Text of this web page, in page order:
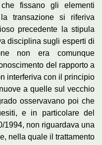
fissano gli elementi
transazione si riferiva
precedente la stipula
disciplina sugli esperti di
non era comunque
del rapporto a
interferiva con il principio
a quelle sul vecchio
osservavano poi che
e in particolare del
1994, non riguardava una
nella quale il trattamento